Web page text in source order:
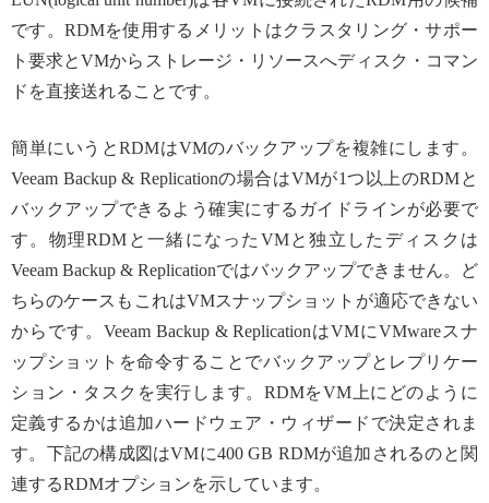
です。RDMを使用するメリットはクラスタリング・サポー
ト要求とVMからストレージ・リソースへディスク・コマン
ドを直接送れることです。
簡単にいうとRDMはVMのバックアップを複雑にします。
Veeam Backup & Replicationの場合はVMが1つ以上のRDMと
バックアップできるよう確実にするガイドラインが必要で
す。物理RDMと一緒になったVMと独立したディスクは
Veeam Backup & Replicationではバックアップできません。ど
ちらのケースもこれはVMスナップショットが適応できない
からです。Veeam Backup & ReplicationはVMにVMwareスナ
ップショットを命令することでバックアップとレプリケー
ション・タスクを実行します。RDMをVM上にどのように
定義するかは追加ハードウェア・ウィザードで決定されま
す。下記の構成図はVMに400 GB RDMが追加されるのと関
連するRDMオプションを示しています。